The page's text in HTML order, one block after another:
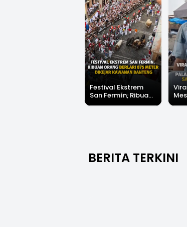
Festival Ekstrem
San Fermín, Ribuan
Orang Berlari 875
di
BERITA TERKINI